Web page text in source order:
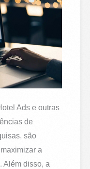
Ads e outras
de
são
a
Além disso, a